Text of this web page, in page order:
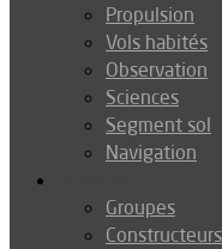
Propulsion
Vols habités
Observation
Sciences
Segment sol
Navigation
Groupes
Constructeurs